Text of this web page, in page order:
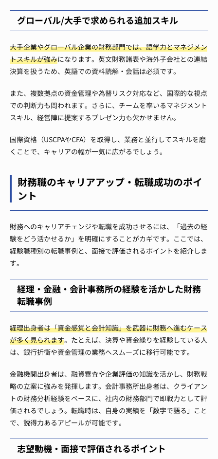
グローバル/大手で求められる追加スキル
大手企業やグローバル企業の財務部門では、語学力とマネジメン
トスキルが強みになります。英文財務諸表や海外子会社との連結
決算を扱うため、英語での資料読解・会話は必須です。
また、複数拠点の資金管理や為替リスク対応など、国際的な視点
での判断力も問われます。さらに、チームを率いるマネジメント
スキル、経営陣に提案するプレゼン力も欠かせません。
国際資格（USCPAやCFA）を取得し、業務と並行してスキルを磨
くことで、キャリアの幅が一気に広がるでしょう。
財務職のキャリアアップ・転職成功のポイ
ント
財務へのキャリアチェンジや転職を成功させるには、「過去の経
験をどう活かせるか」を明確にすることがカギです。ここでは、
経験職種別の転職事例と、面接で評価されるポイントを紹介しま
す。
経理・金融・会計事務所の経験を活かした財務
転職事例
経理出身者は「資金感覚と会計知識」を武器に財務へ進むケース
が多く見られます。たとえば、決算や資金繰りを経験している人
は、銀行折衝や資金管理の業務へスムーズに移行可能です。
金融機関出身者は、融資審査や企業評価の知識を活かし、財務戦
略の立案に強みを発揮します。会計事務所出身者は、クライアン
トの財務分析経験をベースに、社内の財務部門で即戦力として評
価されるでしょう。転職時は、自身の実績を「数字で語る」こと
で、説得力あるアピールが可能です。
志望動機・面接で評価されるポイント